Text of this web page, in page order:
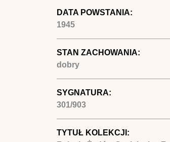
DATA POWSTANIA:
1945
STAN ZACHOWANIA:
dobry
SYGNATURA:
301/903
TYTUŁ KOLEKCJI: